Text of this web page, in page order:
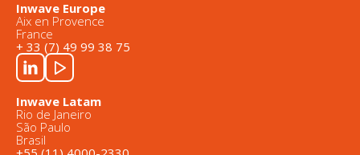
Inwave Europe
Aix en Provence
France
+ 33 (7) 49 99 38 75
Inwave Latam
Rio de Janeiro
São Paulo
Brasil